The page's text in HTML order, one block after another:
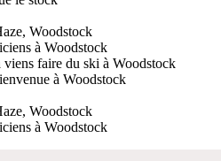
Woodstock
à Woodstock
faire du ski à Woodstock
à Woodstock
Woodstock
à Woodstock